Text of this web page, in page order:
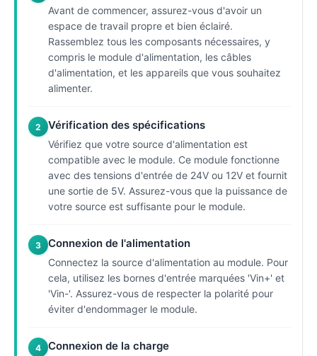
Avant de commencer, assurez-vous d'avoir un
espace de travail propre et bien éclairé.
Rassemblez tous les composants nécessaires, y
compris le module d'alimentation, les câbles
d'alimentation, et les appareils que vous souhaitez
alimenter.
2 Vérification des spécifications
Vérifiez que votre source d'alimentation est
compatible avec le module. Ce module fonctionne
avec des tensions d'entrée de 24V ou 12V et fournit
une sortie de 5V. Assurez-vous que la puissance de
votre source est suffisante pour le module.
3 Connexion de l'alimentation
Connectez la source d'alimentation au module. Pour
cela, utilisez les bornes d'entrée marquées 'Vin+' et
'Vin-'. Assurez-vous de respecter la polarité pour
éviter d'endommager le module.
4 Connexion de la charge